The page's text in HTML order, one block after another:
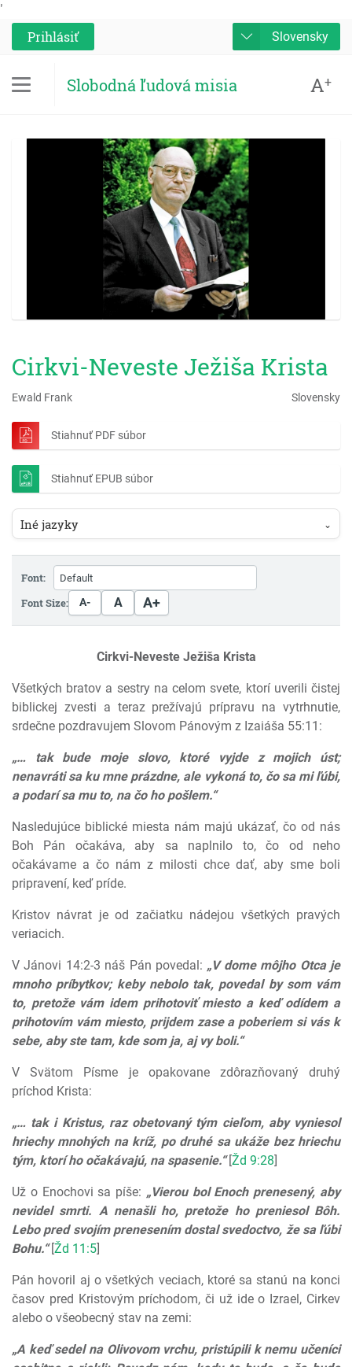
'
Prihlásiť
Slovensky
Slobodná ľudová misia A+
Cirkvi-Neveste Ježiša Krista
Ewald Frank Slovensky
Stiahnuť PDF súbor
Stiahnuť EPUB súbor
Iné jazyky ⌄
Font:
Font Size:
A- A A+
Cirkvi-Neveste Ježiša Krista
Všetkých bratov a sestry na celom svete, ktorí uverili čistej
biblickej zvesti a teraz prežívajú prípravu na vytrhnutie,
srdečne pozdravujem Slovom Pánovým z Izaiáša 55:11:
„… tak bude moje slovo, ktoré vyjde z mojich úst;
nenavráti sa ku mne prázdne, ale vykoná to, čo sa mi ľúbi,
a podarí sa mu to, na čo ho pošlem.“
Nasledujúce biblické miesta nám majú ukázať, čo od nás
Boh Pán očakáva, aby sa naplnilo to, čo od neho
očakávame a čo nám z milosti chce dať, aby sme boli
pripravení, keď príde.
Kristov návrat je od začiatku nádejou všetkých pravých
veriacich.
V Jánovi 14:2-3 náš Pán povedal: „V dome môjho Otca je
mnoho príbytkov; keby nebolo tak, povedal by som vám
to, pretože vám idem prihotoviť miesto a keď odídem a
prihotovím vám miesto, prijdem zase a poberiem si vás k
sebe, aby ste tam, kde som ja, aj vy boli.“
V Svätom Písme je opakovane zdôrazňovaný druhý
príchod Krista:
„… tak i Kristus, raz obetovaný tým cieľom, aby vyniesol
hriechy mnohých na kríž, po druhé sa ukáže bez hriechu
tým, ktorí ho očakávajú, na spasenie.“[Žd 9:28]
Už o Enochovi sa píše: „Vierou bol Enoch prenesený, aby
nevidel smrti. A nenašli ho, pretože ho preniesol Bôh.
Lebo pred svojím prenesením dostal svedoctvo, že sa ľúbi
Bohu.“[Žd 11:5]
Pán hovoril aj o všetkých veciach, ktoré sa stanú na konci
časov pred Kristovým príchodom, či už ide o Izrael, Cirkev
alebo o všeobecný stav na zemi:
„A keď sedel na Olivovom vrchu, pristúpili k nemu učeníci